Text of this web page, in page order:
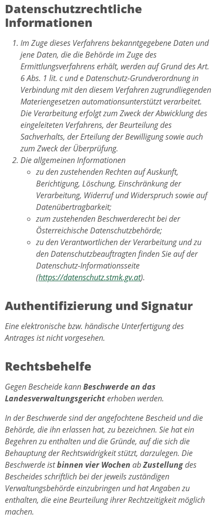
Datenschutzrechtliche
Informationen
Im Zuge dieses Verfahrens bekanntgegebene Daten und
jene Daten, die die Behörde im Zuge des
Ermittlungsverfahrens erhält, werden auf Grund des Art.
6 Abs. 1 lit. c und e Datenschutz-Grundverordnung in
Verbindung mit den diesem Verfahren zugrundliegenden
Materiengesetzen automationsunterstützt verarbeitet.
Die Verarbeitung erfolgt zum Zweck der Abwicklung des
eingeleiteten Verfahrens, der Beurteilung des
Sachverhalts, der Erteilung der Bewilligung sowie auch
zum Zweck der Überprüfung.
Die allgemeinen Informationen
zu den zustehenden Rechten auf Auskunft,
Berichtigung, Löschung, Einschränkung der
Verarbeitung, Widerruf und Widerspruch sowie auf
Datenübertragbarkeit;
zum zustehenden Beschwerderecht bei der
Österreichische Datenschutzbehörde;
zu den Verantwortlichen der Verarbeitung und zu
den Datenschutzbeauftragten finden Sie auf der
Datenschutz-Informationsseite
(https://datenschutz.stmk.gv.at).
Authentifizierung und Signatur
Eine elektronische bzw. händische Unterfertigung des
Antrages ist nicht vorgesehen.
Rechtsbehelfe
Gegen Bescheide kannBeschwerde an das
Landesverwaltungsgerichterhoben werden.
In der Beschwerde sind der angefochtene Bescheid und die
Behörde, die ihn erlassen hat, zu bezeichnen. Sie hat ein
Begehren zu enthalten und die Gründe, auf die sich die
Behauptung der Rechtswidrigkeit stützt, darzulegen. Die
Beschwerde istbinnen vier Wochen abZustellungdes
Bescheides schriftlich bei der jeweils zuständigen
Verwaltungsbehörde einzubringen und hat Angaben zu
enthalten, die eine Beurteilung ihrer Rechtzeitigkeit möglich
machen.